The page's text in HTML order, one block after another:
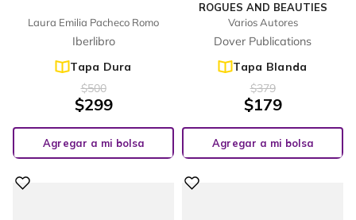
Laura Emilia Pacheco Romo
Iberlibro
Tapa Dura
$500
$299
Agregar a mi bolsa
ROGUES AND BEAUTIES
Varios Autores
Dover Publications
Tapa Blanda
$379
$179
Agregar a mi bolsa